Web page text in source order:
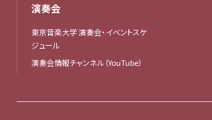
演奏会
東京音楽大学 演奏会・イベントスケ
ジュール
演奏会情報チャンネル（YouTube）